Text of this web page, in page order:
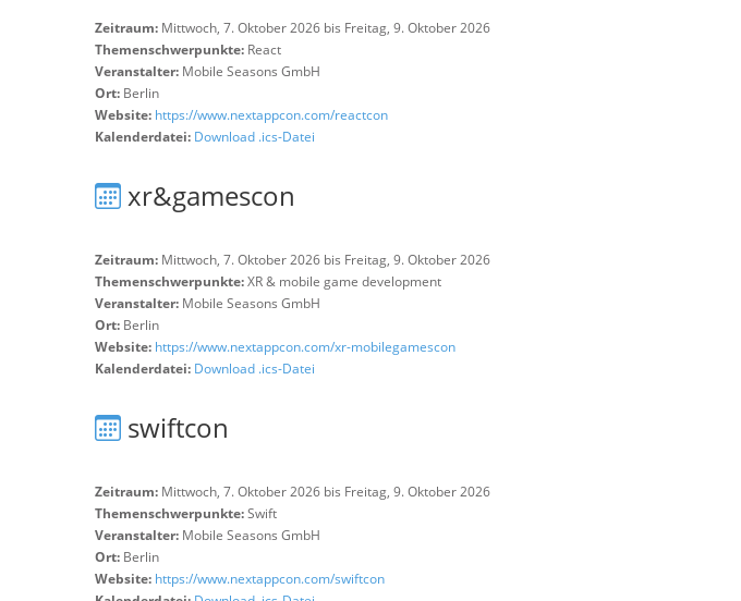
Zeitraum: Mittwoch, 7. Oktober 2026 bis Freitag, 9. Oktober 2026
Themenschwerpunkte: React
Veranstalter: Mobile Seasons GmbH
Ort: Berlin
Website: https://www.nextappcon.com/reactcon
Kalenderdatei: Download .ics-Datei
xr&gamescon
Zeitraum: Mittwoch, 7. Oktober 2026 bis Freitag, 9. Oktober 2026
Themenschwerpunkte:XR & mobile game development
Veranstalter: Mobile Seasons GmbH
Ort: Berlin
Website: https://www.nextappcon.com/xr-mobilegamescon
Kalenderdatei: Download .ics-Datei
swiftcon
Zeitraum: Mittwoch, 7. Oktober 2026 bis Freitag, 9. Oktober 2026
Themenschwerpunkte:Swift
Veranstalter: Mobile Seasons GmbH
Ort: Berlin
Website: https://www.nextappcon.com/swiftcon